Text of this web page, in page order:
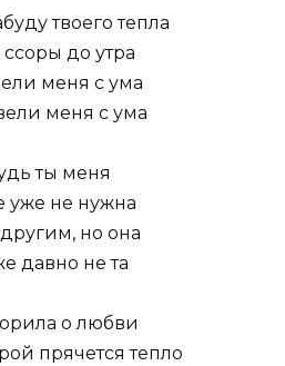
твоего тепла
ссоры до утра
меня с ума
меня с ума
ты меня
уже не нужна
но она
давно не та
о любви
прячется тепло